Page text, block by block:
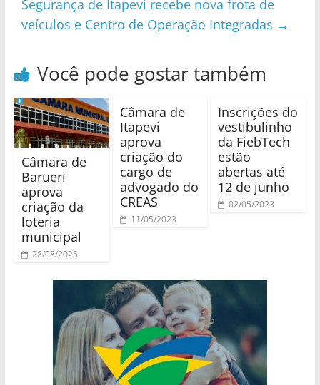
Segurança de Itapevi recebe nova frota de
veículos e Centro de Operação Integradas →
Você pode gostar também
Câmara de
Barueri
aprova
criação da
loteria
municipal
28/08/2025
Câmara de
Itapevi
aprova
criação do
cargo de
advogado do
CREAS
11/05/2023
Inscrições do
vestibulinho
da FiebTech
estão
abertas até
12 de junho
02/05/2023